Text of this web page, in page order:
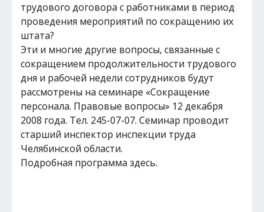
трудового договора с работниками в период
проведения мероприятий по сокращению их
штата?
Эти и многие другие вопросы, связанные с
сокращением продолжительности трудового
дня и рабочей недели сотрудников будут
рассмотрены на семинаре «Сокращение
персонала. Правовые вопросы» 12 декабря
2008 года. Тел. 245-07-07. Семинар проводит
старший инспектор инспекции труда
Челябинской области.
Подробная программа здесь.